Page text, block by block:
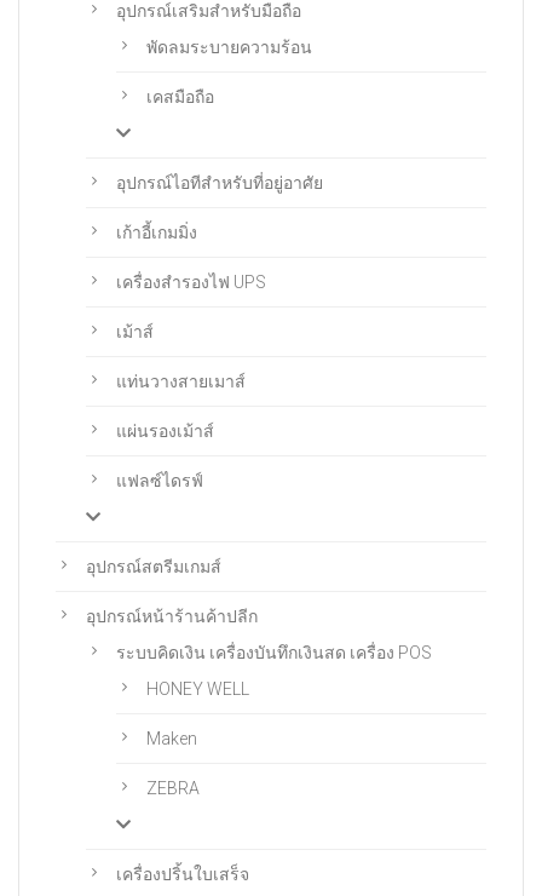
อุปกรณ์เสริมสำหรับมือถือ
พัดลมระบายความร้อน
เคสมือถือ
อุปกรณ์ไอทีสำหรับที่อยู่อาศัย
เก้าอี้เกมมิ่ง
เครื่องสำรองไฟ UPS
เม้าส์
แท่นวางสายเมาส์
แผ่นรองเม้าส์
แฟลซ์ไดรฟ์
อุปกรณ์สตรีมเกมส์
อุปกรณ์หน้าร้านค้าปลีก
ระบบคิดเงิน เครื่องบันทึกเงินสด เครื่อง POS
HONEY WELL
Maken
ZEBRA
เครื่องปริ้นใบเสร็จ